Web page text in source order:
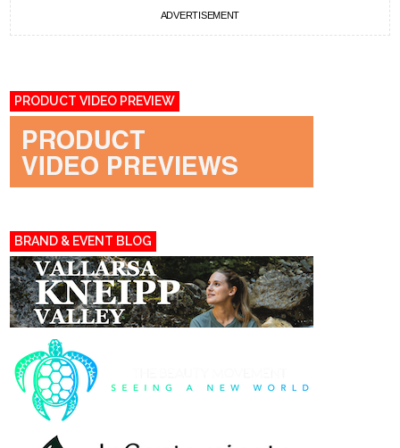
ADVERTISEMENT
PRODUCT VIDEO PREVIEW
BRAND & EVENT BLOG